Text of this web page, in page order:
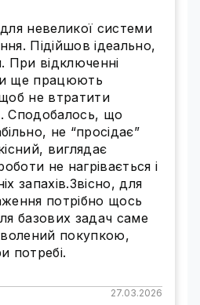
невеликої системи
Підійшов ідеально,
При відключенні
ще працюють
не втратити
Сподобалось, що
не “просідає”
виглядає
не нагрівається і
запахів.Звісно, для
потрібно щось
базових задач саме
покупкою,
потребі.
27.03.2026